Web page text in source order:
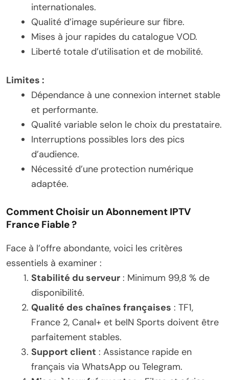
internationales.
Qualité d’image supérieure sur fibre.
Mises à jour rapides du catalogue VOD.
Liberté totale d’utilisation et de mobilité.
Limites :
Dépendance à une connexion internet stable
et performante.
Qualité variable selon le choix du prestataire.
Interruptions possibles lors des pics
d’audience.
Nécessité d’une protection numérique
adaptée.
Comment Choisir un Abonnement IPTV
France Fiable ?
Face à l’offre abondante, voici les critères
essentiels à examiner :
Stabilité du serveur : Minimum 99,8 % de
disponibilité.
Qualité des chaînes françaises : TF1,
France 2, Canal+ et beIN Sports doivent être
parfaitement stables.
Support client : Assistance rapide en
français via WhatsApp ou Telegram.